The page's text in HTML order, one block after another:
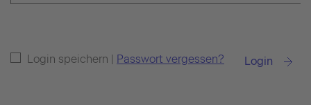
Login speichern | Passwort vergessen? Login